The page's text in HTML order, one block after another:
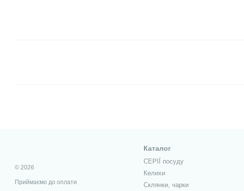
© 2026
Приймаємо до оплати
Каталог
СЕРІЇ посуду
Келихи
Склянки, чарки